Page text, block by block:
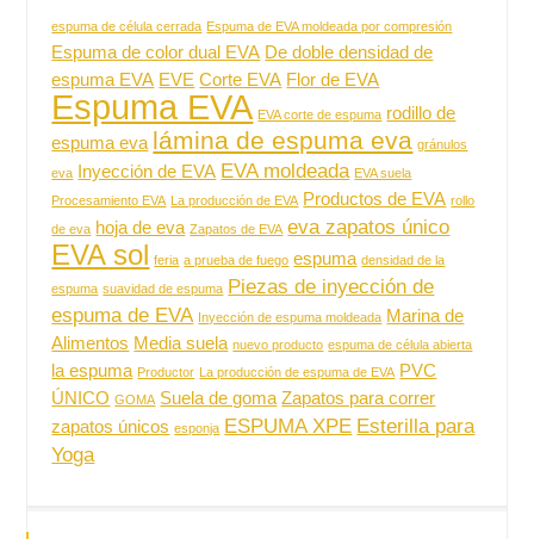
espuma de célula cerrada Espuma de EVA moldeada por compresión
Espuma de color dual EVA De doble densidad de
espuma EVA EVE Corte EVA Flor de EVA
Espuma EVA EVA corte de espuma rodillo de
espuma eva lámina de espuma eva gránulos
eva
Inyección de EVA EVA moldeada EVA suela
Procesamiento EVA
La producción de EVA Productos de EVA rollo
de eva hoja de eva Zapatos de EVA eva zapatos único
EVA sol feria a prueba de fuego espuma densidad de la
espuma suavidad de espuma Piezas de inyección de
espuma de EVA Inyección de espuma moldeada Marina de
Alimentos Media suela nuevo producto espuma de célula abierta
la espuma Productor La producción de espuma de EVA PVC
ÚNICO GOMA Suela de goma Zapatos para correr
zapatos únicos esponja ESPUMA XPE Esterilla para
Yoga